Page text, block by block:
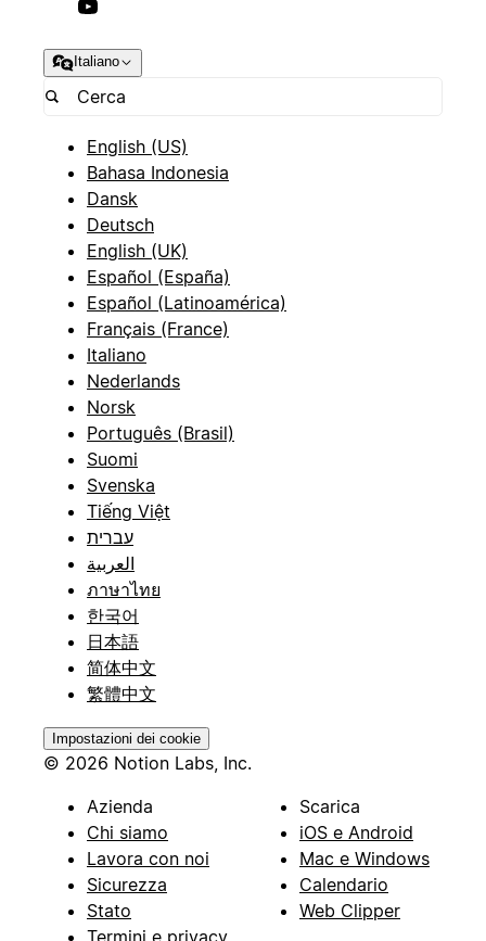
Italiano
English (US)
Bahasa Indonesia
Dansk
Deutsch
English (UK)
Español (España)
Español (Latinoamérica)
Français (France)
Italiano
Nederlands
Norsk
Português (Brasil)
Suomi
Svenska
Tiếng Việt
עברית
العربية
ภาษาไทย
한국어
日本語
简体中文
繁體中文
Impostazioni dei cookie
© 2026 Notion Labs, Inc.
Azienda
Chi siamo
Lavora con noi
Sicurezza
Stato
Termini e privacy
Scarica
iOS e Android
Mac e Windows
Calendario
Web Clipper